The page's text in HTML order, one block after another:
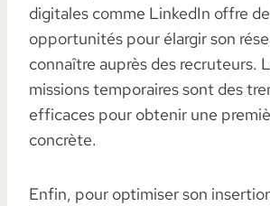
digitales comme LinkedIn offre
opportunités pour élargir son
connaître auprès des recruteurs.
missions temporaires sont des
efficaces pour obtenir une
concrète.
Enfin, pour optimiser son